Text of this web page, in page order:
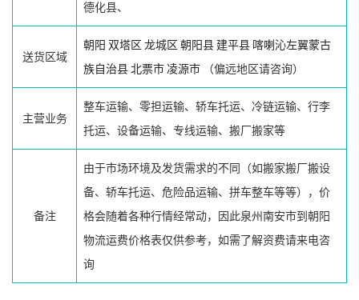
德化县、
送货区域
朝阳 双塔区 龙城区 朝阳县 建平县 喀喇沁左翼蒙古
族自治县北票市 凌源市 （偏远地区请咨询）
主营业务
整车运输、零担运输、轿车托运、冷链运输、行李
托运、设备运输、专线运输、搬厂搬家等
备注
由于市场环境及发货需求的不同（如搬家搬厂搬设
备、轿车托运、危险品运输、拼车整车等等），价
格会随着各种行情经常动，因此泉州南安市到朝阳
物流运费价格表仅供参考，如需了解资费请来电咨
询